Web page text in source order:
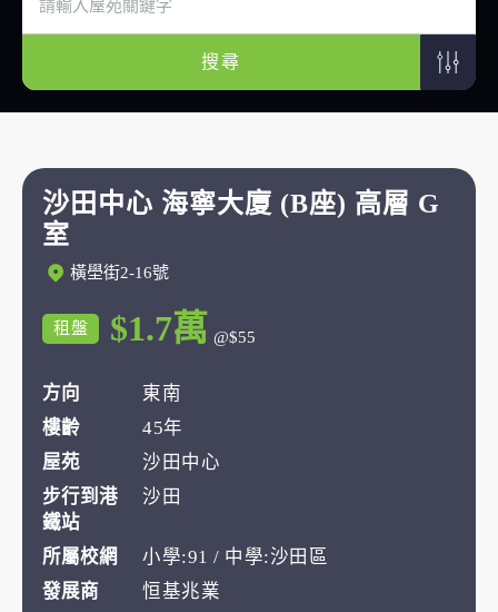
搜尋
沙田中心 海寧大廈 (B座) 高層 G
室
橫壆街2-16號
租盤 $1.7萬 @$55
方向
東南
樓齡
45年
屋苑
沙田中心
步行到港
鐵站
沙田
所屬校網
小學:91 / 中學:沙田區
發展商
恒基兆業